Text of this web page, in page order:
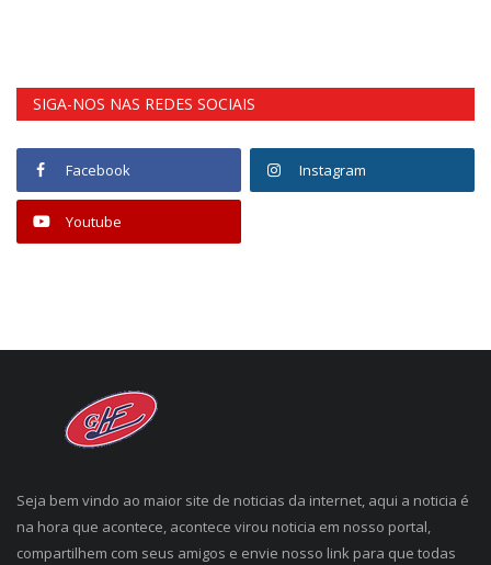
SIGA-NOS NAS REDES SOCIAIS
Facebook Instagram
Youtube
Seja bem vindo ao maior site de noticias da internet, aqui a noticia é
na hora que acontece, acontece virou noticia em nosso portal,
compartilhem com seus amigos e envie nosso link para que todas